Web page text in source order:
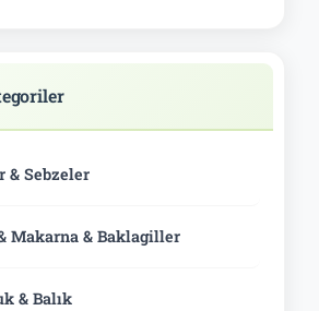
& Sebzeler
Makarna & Baklagiller
& Balık